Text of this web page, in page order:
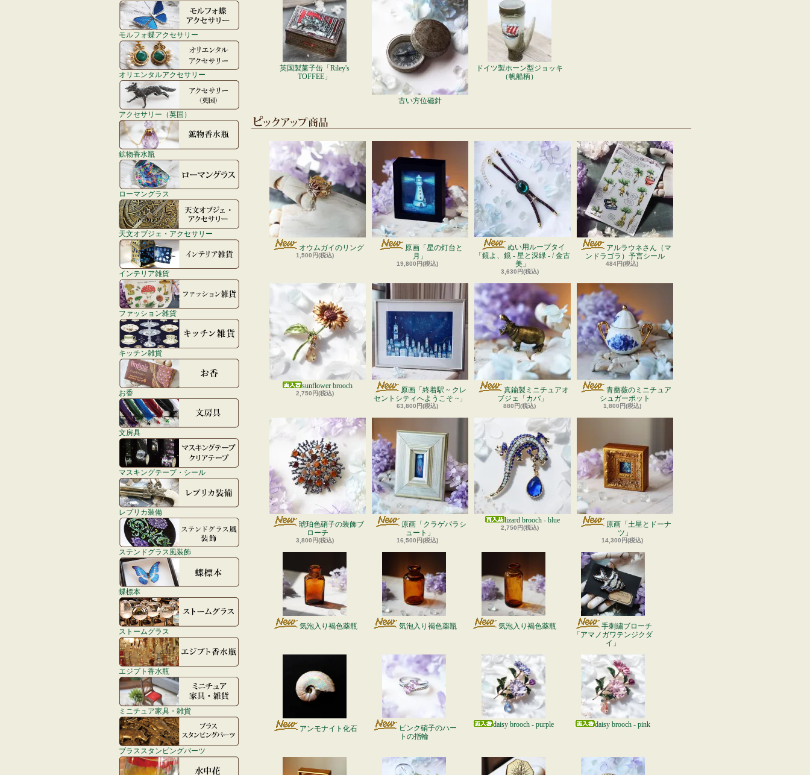
モルフォ蝶アクセサリー
オリエンタルアクセサリー
アクセサリー（英国）
鉱物香水瓶
ローマングラス
天文オブジェ・アクセサリー
インテリア雑貨
ファッション雑貨
キッチン雑貨
お香
文房具
マスキングテープ・シール
レプリカ装備
ステンドグラス風装飾
蝶標本
ストームグラス
エジプト香水瓶
ミニチュア家具・雑貨
ブラススタンピングパーツ
英国製菓子缶「Riley's
TOFFEE」
古い方位磁針
ドイツ製ホーン型ジョッキ
（帆船柄）
オウムガイのリング
1,500円(税込)
原画「星の灯台と
月」
19,800円(税込)
ぬい用ループタイ
「鏡よ、鏡 - 星と深緑 - / 金古
美」
3,630円(税込)
アルラウネさん（マ
ンドラゴラ）予言シール
484円(税込)
sunflower brooch
2,750円(税込)
原画「終着駅 ~ クレ
セントシティへようこそ ~」
63,800円(税込)
真鍮製ミニチュアオ
ブジェ「カバ」
880円(税込)
青薔薇のミニチュア
シュガーポット
1,800円(税込)
琥珀色硝子の装飾ブ
ローチ
3,800円(税込)
原画「クラゲパラシ
ュート」
16,500円(税込)
lizard brooch - blue
2,750円(税込)
原画「土星とドーナ
ツ」
14,300円(税込)
気泡入り褐色薬瓶 気泡入り褐色薬瓶 気泡入り褐色薬瓶
手刺繍ブローチ
「アマノガワテンジクダ
イ」
アンモナイト化石
ピンク硝子のハー
トの指輪
daisy brooch - purple daisy brooch - pink